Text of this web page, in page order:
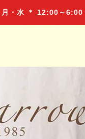
水 ＊ 12:00～